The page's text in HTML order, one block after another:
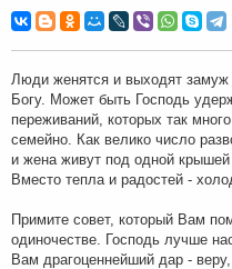
о
б
и
е
Люди женятся и выходят замуж
Богу. Может быть Господь
переживаний, которых так
семейно. Как велико число
и жена живут под одной
Вместо тепла и радостей -
Примите совет, который Вам
одиночестве. Господь лучше
Вам драгоценнейший дар -